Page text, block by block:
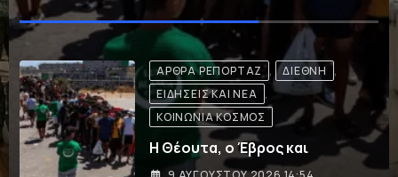
ΔΙΕΘΝΉ
Επίθεση των Χούθι στο λιμάνι
9 ΑΥΓΟΎΣΤΟΥ 2026 13:12